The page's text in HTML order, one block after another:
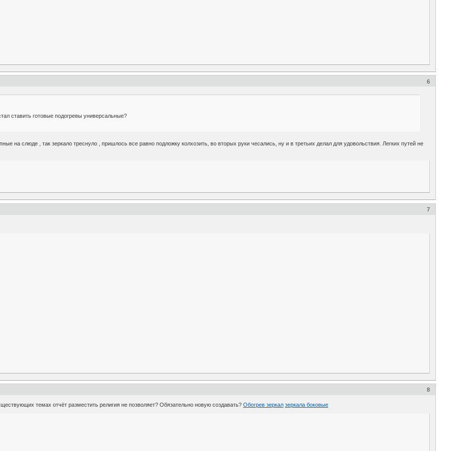
6
ставить готовые подогревы универсальные?
на слюде , так зеркало треснуло , пришлось все равно подложку колхозить, во вторых руки чесались, ну и в третьих делал для удовольствия. Легких путей не
7
8
темах отчёт разместить религия не позволяет? Обязательно новую создавать?Обогрев зеркал зеркала боковые